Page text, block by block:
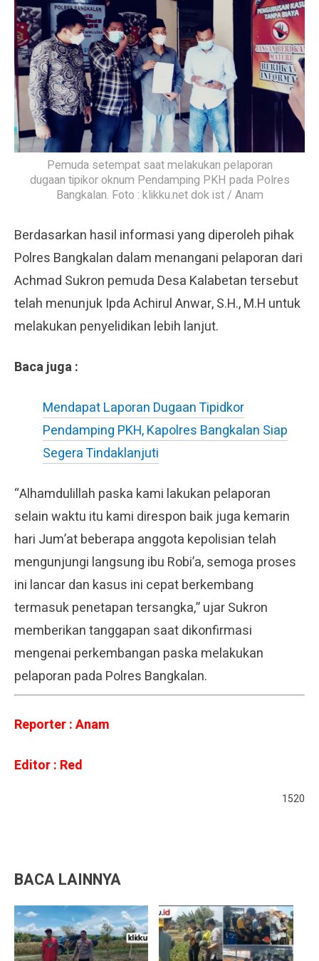
Pemuda setempat saat melakukan pelaporan
dugaan tipikor oknum Pendamping PKH pada Polres
Bangkalan. Foto : klikku.net dok ist / Anam
Berdasarkan hasil informasi yang diperoleh pihak
Polres Bangkalan dalam menangani pelaporan dari
Achmad Sukron pemuda Desa Kalabetan tersebut
telah menunjuk Ipda Achirul Anwar, S.H., M.H untuk
melakukan penyelidikan lebih lanjut.
Baca juga :
Mendapat Laporan Dugaan Tipidkor
Pendamping PKH, Kapolres Bangkalan Siap
Segera Tindaklanjuti
“Alhamdulillah paska kami lakukan pelaporan
selain waktu itu kami direspon baik juga kemarin
hari Jum’at beberapa anggota kepolisian telah
mengunjungi langsung ibu Robi’a, semoga proses
ini lancar dan kasus ini cepat berkembang
termasuk penetapan tersangka,” ujar Sukron
memberikan tanggapan saat dikonfirmasi
mengenai perkembangan paska melakukan
pelaporan pada Polres Bangkalan.
Reporter : Anam
Editor : Red
1520
BACA LAINNYA